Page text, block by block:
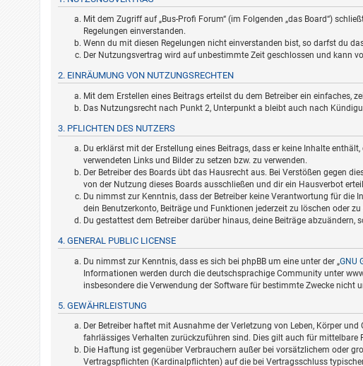
Mit dem Zugriff auf „Bus-Profi Forum“ (im Folgenden „das Board“)
Regelungen einverstanden.
Wenn du mit diesen Regelungen nicht einverstanden bist, so darfst du
Der Nutzungsvertrag wird auf unbestimmte Zeit geschlossen und kann
2. EINRÄUMUNG VON NUTZUNGSRECHTEN
Mit dem Erstellen eines Beitrags erteilst du dem Betreiber ein einfaches,
Das Nutzungsrecht nach Punkt 2, Unterpunkt a bleibt auch nach
3. PFLICHTEN DES NUTZERS
Du erklärst mit der Erstellung eines Beitrags, dass er keine Inhalte
verwendeten Links und Bilder zu setzen bzw. zu verwenden.
Der Betreiber des Boards übt das Hausrecht aus. Bei Verstößen gegen
von der Nutzung dieses Boards ausschließen und dir ein Hausverbot
Du nimmst zur Kenntnis, dass der Betreiber keine Verantwortung für
dein Benutzerkonto, Beiträge und Funktionen jederzeit zu löschen oder zu
Du gestattest dem Betreiber darüber hinaus, deine Beiträge abzuändern,
4. GENERAL PUBLIC LICENSE
Du nimmst zur Kenntnis, dass es sich bei phpBB um eine unter der „GNU
Informationen werden durch die deutschsprachige Community unter
insbesondere die Verwendung der Software für bestimmte Zwecke nicht
5. GEWÄHRLEISTUNG
Der Betreiber haftet mit Ausnahme der Verletzung von Leben, Körper
fahrlässiges Verhalten zurückzuführen sind. Dies gilt auch für mittelbare
Die Haftung ist gegenüber Verbrauchern außer bei vorsätzlichem oder
Vertragspflichten (Kardinalpflichten) auf die bei Vertragsschluss